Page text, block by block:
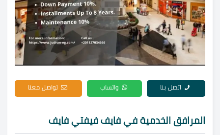
اتصل بنا واتساب تواصل معنا
المرافق الخدمية في فايف فيفتي فايف